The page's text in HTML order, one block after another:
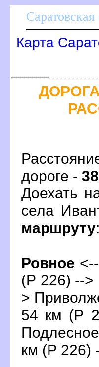
Саратовская
Карта
дороге -
Доехать
села
маршруту:
Ровное
(Р 226) -->
>
54 км (Р
км (Р 226)